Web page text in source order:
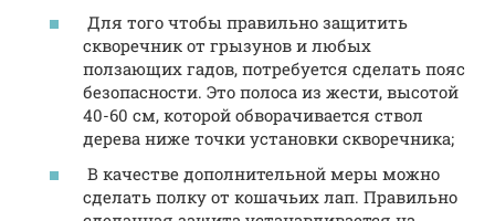
Для того чтобы правильно защитить
скворечник от грызунов и любых
ползающих гадов, потребуется сделать пояс
безопасности. Это полоса из жести, высотой
40-60 см, которой обворачивается ствол
дерева ниже точки установки скворечника;
В качестве дополнительной меры можно
сделать полку от кошачьих лап. Правильно